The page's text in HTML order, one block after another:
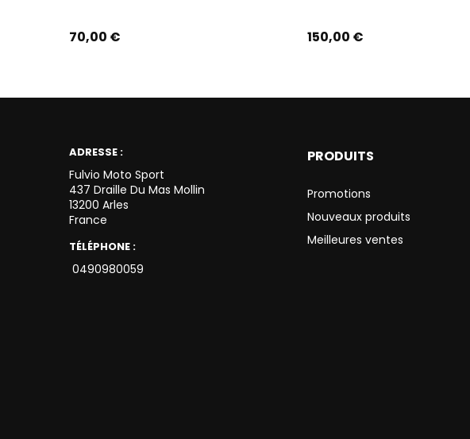
Prix
70,00 € Prix
150,00 €
ADRESSE :
Fulvio Moto Sport
437 Draille Du Mas Mollin
13200 Arles
France
TÉLÉPHONE :
0490980059
PRODUITS
Promotions
Nouveaux produits
Meilleures ventes